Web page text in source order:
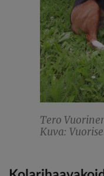
Tero
Kuva: